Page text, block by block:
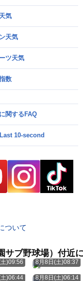
気
天気
ツ天気
数
関するFAQ
10-second
ついて
サブ野球場）付近
)09:56 8月8日(土)08:37
)06:44 8月8日(土)06:14